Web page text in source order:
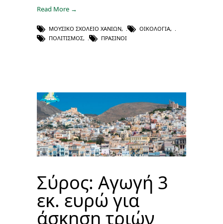
Read More →
ΜΟΥΣΙΚΌ ΣΧΟΛΕΊΟ ΧΑΝΊΩΝ, ΟΙΚΟΛΟΓΊΑ,
ΠΟΛΙΤΙΣΜΌΣ, ΠΡΆΣΙΝΟΙ
Σύρος: Αγωγή 3
εκ. ευρώ για
άσκηση τριών